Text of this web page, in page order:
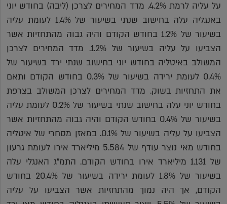
על עליה לרמת 4.2%. מדד המחירים לצרכן (ליבה) בחודש יוני
באנגליה עלה בחישוב שנתי בשיעור של 1.4% לעומת עליה
בשיעור של 1.2% בחודש הקודם והיה גבוה מהתחזיות אשר
הצביעו על עליה בשיעור של 1.2%. מדד המחירים לצרכן
המשולב באיטליה בחודש יוני בחישוב שנתי ירד בשיעור של
0.4% לעומת ירידה בשיעור של 0.3% בחודש הקודם ותאם
את התחזיות בשוק. מדד המחירים לצרכן המשולב בצרפת
בחודש יוני עלה בחישוב שנתי בשיעור של 0.2% לעומת עליה
בשיעור של 0.4% בחודש הקודם והיה גבוה מהתחזיות אשר
הצביעו על עליה בשיעור של 0.1%. במאזן מסחרי של איטליה
בחודש מאי נוצר עודף של 5.584 מיליארד אירו לעומת גרעון
של 1.131 מיליארד אירו בחודש הקודם. התמ"ג האנגלי עלה
בשיעור של 1.8% לעומת ירידה בשיעור של 20.4% בחודש
הקודם, אך היה נמוך מהתחזיות אשר הצביעו על עליה